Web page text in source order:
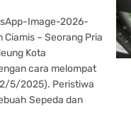
Image-2026-
– Seorang Pria
Kota
cara melompat
5/2025). Peristiwa
Sepeda dan